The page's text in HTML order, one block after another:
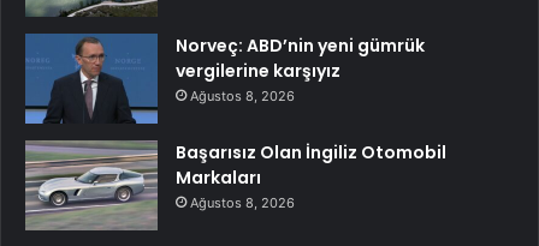
Norveç: ABD’nin yeni gümrük
vergilerine karşıyız
Ağustos 8, 2026
Başarısız Olan İngiliz Otomobil
Markaları
Ağustos 8, 2026